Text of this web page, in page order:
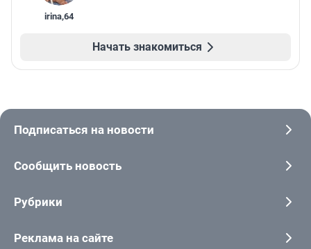
irina,64
Начать знакомиться
Подписаться на новости
Сообщить новость
Рубрики
Реклама на сайте